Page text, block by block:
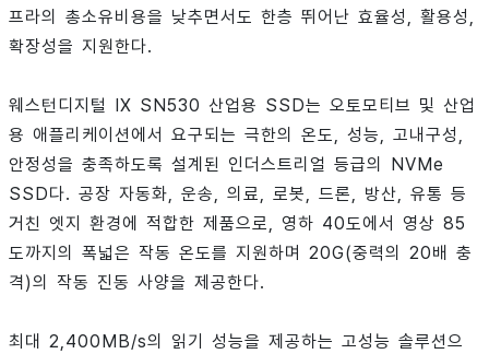
프라의 총소유비용을 낮추면서도 한층 뛰어난 효율성, 활용성,
확장성을 지원한다.
웨스턴디지털 IX SN530 산업용 SSD는 오토모티브 및 산업
용 애플리케이션에서 요구되는 극한의 온도, 성능, 고내구성,
안정성을 충족하도록 설계된 인더스트리얼 등급의 NVMe
SSD다. 공장 자동화, 운송, 의료, 로봇, 드론, 방산, 유통 등
거친 엣지 환경에 적합한 제품으로, 영하 40도에서 영상 85
도까지의 폭넓은 작동 온도를 지원하며 20G(중력의 20배 충
격)의 작동 진동 사양을 제공한다.
최대 2,400MB/s의 읽기 성능을 제공하는 고성능 솔루션으